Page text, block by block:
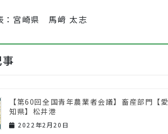
宮崎県 馬﨑 太志
【第60回全国青年農業者会議】畜産部門【愛
知県】松井港
2022年2月20日